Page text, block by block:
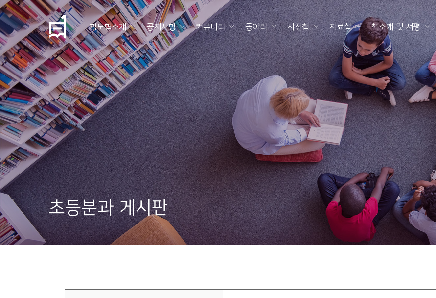
학도협소개 공지사항 커뮤니티 동아리 사진첩 자료실 책소개 및 서평
초등분과 게시판
학
도
협
소
개
공
지
사
항
커
니
티